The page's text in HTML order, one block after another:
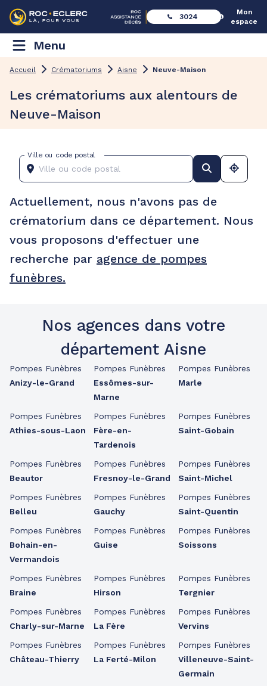
3024
Mon
espace
Menu
Accueil Crématoriums Aisne Neuve-Maison
Les crématoriums aux alentours de
Neuve-Maison
Ville ou code postal
Actuellement, nous n'avons pas de
crématorium dans ce département. Nous
vous proposons d'effectuer une
recherche par agence de pompes
funèbres.
Nos agences dans votre
département Aisne
Pompes Funèbres
Anizy-le-Grand
Pompes Funèbres
Athies-sous-Laon
Pompes Funèbres
Beautor
Pompes Funèbres
Belleu
Pompes Funèbres
Bohain-en-
Vermandois
Pompes Funèbres
Braine
Pompes Funèbres
Charly-sur-Marne
Pompes Funèbres
Château-Thierry
Pompes Funèbres
Essômes-sur-
Marne
Pompes Funèbres
Fère-en-
Tardenois
Pompes Funèbres
Fresnoy-le-Grand
Pompes Funèbres
Gauchy
Pompes Funèbres
Guise
Pompes Funèbres
Hirson
Pompes Funèbres
La Fère
Pompes Funèbres
La Ferté-Milon
Pompes Funèbres
Marle
Pompes Funèbres
Saint-Gobain
Pompes Funèbres
Saint-Michel
Pompes Funèbres
Saint-Quentin
Pompes Funèbres
Soissons
Pompes Funèbres
Tergnier
Pompes Funèbres
Vervins
Pompes Funèbres
Villeneuve-Saint-
Germain